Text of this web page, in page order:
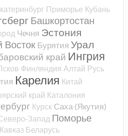
Приморье Кубань
Башкортостан
Чечня Эстония
Восток Бурятия Урал
край Ингрия
Финляндия Алтай Русь
Карелия Китай
край Каталония
Курск Саха (Якутия)
Запад Поморье
Кавказ Беларусь